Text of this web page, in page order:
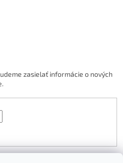
zasielať informácie o nových